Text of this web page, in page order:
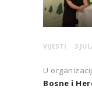
VIJESTI 3
U
Bosne i